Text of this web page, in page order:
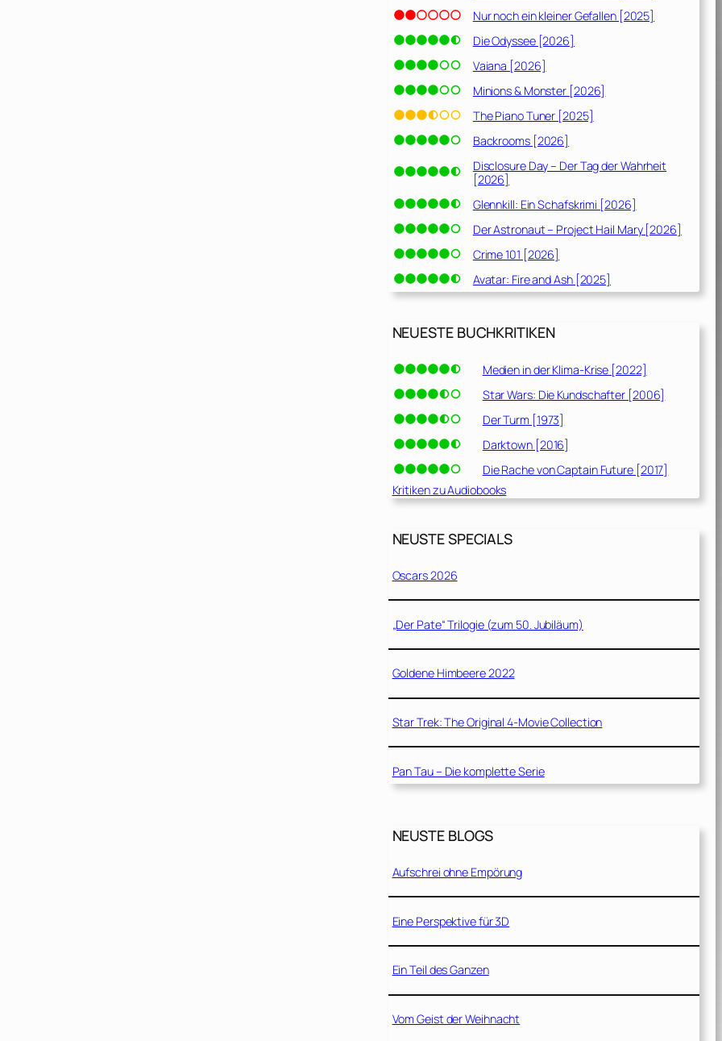
Nur noch ein kleiner Gefallen [2025]
Die Odyssee [2026]
Vaiana [2026]
Minions & Monster [2026]
The Piano Tuner [2025]
Backrooms [2026]
Disclosure Day – Der Tag der Wahrheit
[2026]
Glennkill: Ein Schafskrimi [2026]
Der Astronaut – Project Hail Mary [2026]
Crime 101 [2026]
Avatar: Fire and Ash [2025]
NEUESTE BUCHKRITIKEN
Medien in der Klima-Krise [2022]
Star Wars: Die Kundschafter [2006]
Der Turm [1973]
Darktown [2016]
Die Rache von Captain Future [2017]
Kritiken zu Audiobooks
NEUSTE SPECIALS
Oscars 2026
„Der Pate“ Trilogie (zum 50. Jubiläum)
Goldene Himbeere 2022
Star Trek: The Original 4-Movie Collection
Pan Tau – Die komplette Serie
NEUSTE BLOGS
Aufschrei ohne Empörung
Eine Perspektive für 3D
Ein Teil des Ganzen
Vom Geist der Weihnacht